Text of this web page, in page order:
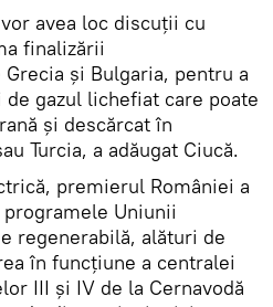
avea loc discuții cu
finalizării
și Bulgaria, pentru a
gazul lichefiat care poate
şi descărcat în
Turcia, a adăugat Ciucă.
premierul României a
Uniunii
regenerabilă, alături de
în funcţiune a centralei
III şi IV de la Cernavodă